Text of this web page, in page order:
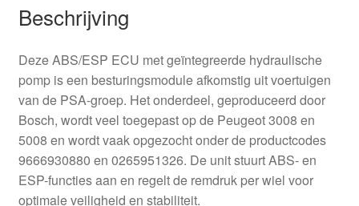
Beschrijving
Deze ABS/ESP ECU met geïntegreerde hydraulische
pomp is een besturingsmodule afkomstig uit voertuigen
van de PSA-groep. Het onderdeel, geproduceerd door
Bosch, wordt veel toegepast op de Peugeot 3008 en
5008 en wordt vaak opgezocht onder de productcodes
9666930880 en 0265951326. De unit stuurt ABS- en
ESP-functies aan en regelt de remdruk per wiel voor
optimale veiligheid en stabiliteit.